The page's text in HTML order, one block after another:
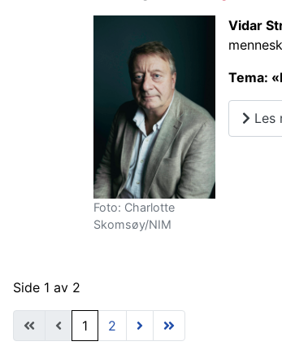
Foto: Charlotte
Skomsøy/NIM
Vidar
Tema:
Les
Side 1 av 2
1 2